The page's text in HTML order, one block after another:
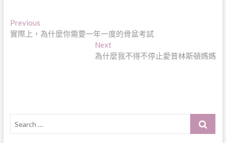
文
章
PreviousPrevious
post:
實際上，為什麼你需要一年一度的骨盆考試
NextNext
post:
為什麼我不得不停止愛普林斯頓媽媽
Search